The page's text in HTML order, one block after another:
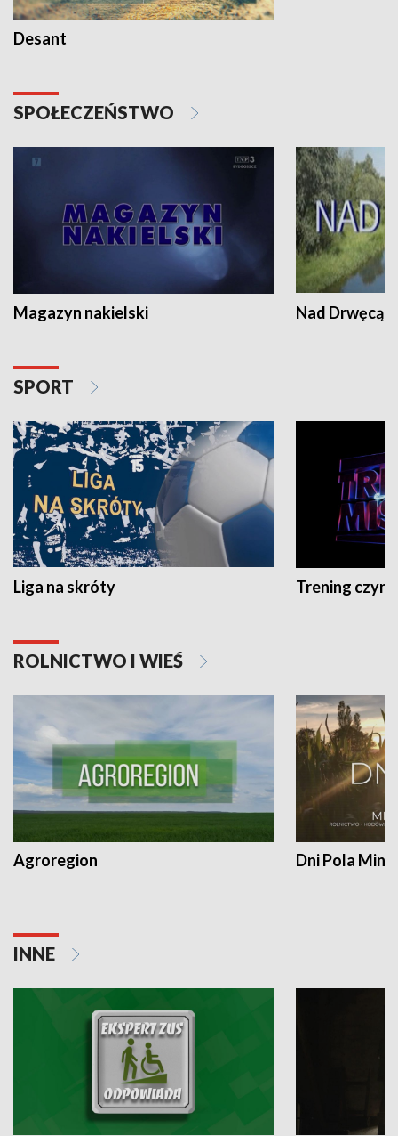
Desant
SPOŁECZEŃSTWO
Magazyn nakielski Nad Drwęcą
SPORT
Liga na skróty Trening czyni
ROLNICTWO I WIEŚ
Agroregion Dni Pola
INNE